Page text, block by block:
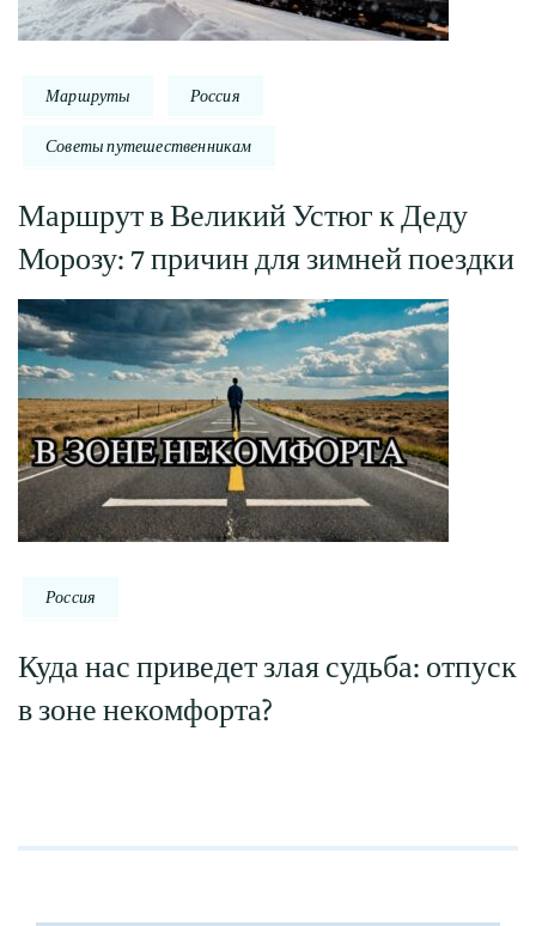
Маршруты Россия
Советы путешественникам
Маршрут в Великий Устюг к Деду
Морозу: 7 причин для зимней поездки
Россия
Куда нас приведет злая судьба: отпуск
в зоне некомфорта?